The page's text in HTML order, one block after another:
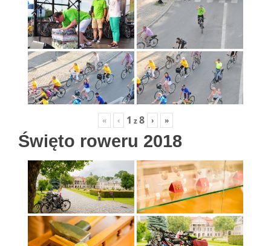
« ‹ 1 z8 › »
Święto roweru 2018